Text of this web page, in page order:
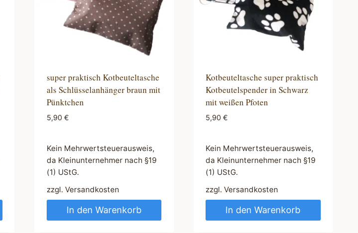
super praktisch Kotbeuteltasche
als Schlüsselanhänger braun mit
Pünktchen
5,90 €
Kein Mehrwertsteuerausweis,
da Kleinunternehmer nach §19
(1) UStG.
zzgl. Versandkosten
In den Warenkorb
Kotbeuteltasche super praktisch
Kotbeutelspender in Schwarz
mit weißen Pfoten
5,90 €
Kein Mehrwertsteuerausweis,
da Kleinunternehmer nach §19
(1) UStG.
zzgl. Versandkosten
In den Warenkorb